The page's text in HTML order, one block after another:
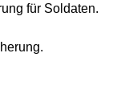
für Soldaten.